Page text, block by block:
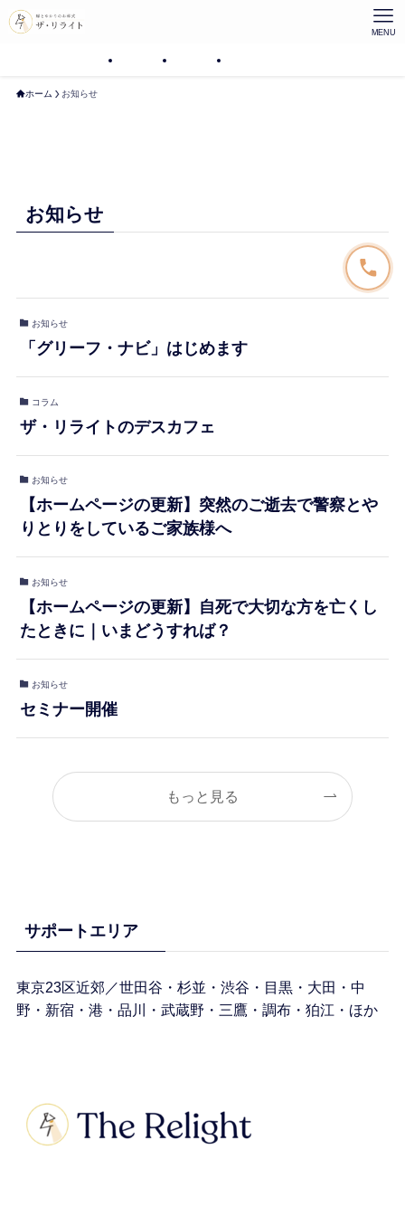
MENU
プラン プラン
ホーム お知らせ
お知らせ
お知らせ
「グリーフ・ナビ」はじめます
コラム
ザ・リライトのデスカフェ
お知らせ
【ホームページの更新】突然のご逝去で警察とや
りとりをしているご家族様へ
お知らせ
【ホームページの更新】自死で大切な方を亡くし
たときに｜いまどうすれば？
お知らせ
セミナー開催
もっと見る
サポートエリア
東京23区近郊／世田谷・杉並・渋谷・目黒・大田・中
野・新宿・港・品川・武蔵野・三鷹・調布・狛江・ほか